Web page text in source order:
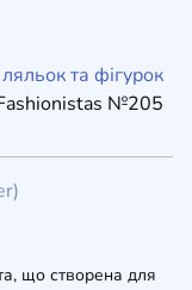
та фігурок
№205
що створена для